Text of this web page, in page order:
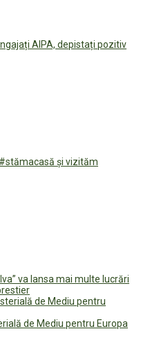
AIPA, depistați pozitiv
și vizităm
va lansa mai multe lucrări
de Mediu pentru Europa